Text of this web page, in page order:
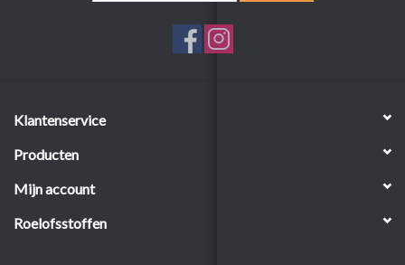
Klantenservice
Producten
Mijn account
Roelofsstoffen